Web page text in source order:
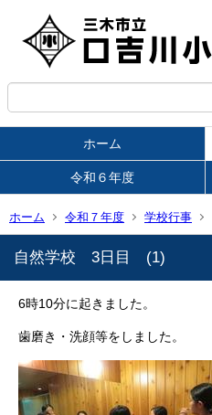
ホーム
令和６年度
ホーム 令和７年度 学校行事
自然学校 3日目 (1)
6時10分に起きました。
歯磨き・洗顔等をしました。